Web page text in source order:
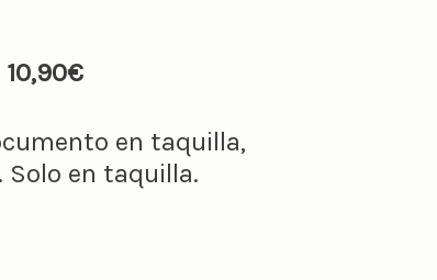
10,90€
en taquilla,
Solo en taquilla.